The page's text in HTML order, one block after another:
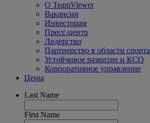
О TeamViewer
Вакансии
Инвесторам
Пресс-центр
Лидерство
Партнерство в области спорта
Устойчивое развитие и КСО
Корпоративное управление
Цены
Last Name
First Name